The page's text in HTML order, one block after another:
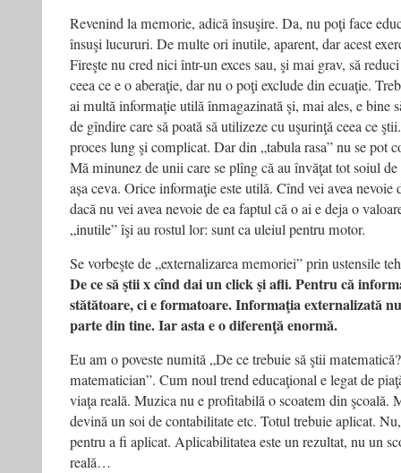
Revenind la memorie, adică însuşire. Da, nu poţi face
însuşi lucururi. De multe ori inutile, aparent, dar acest
Fireşte nu cred nici într-un exces sau, şi mai grav, să
ceea ce e o aberaţie, dar nu o poţi exclude din ecuaţie.
ai multă informaţie utilă înmagazinată şi, mai ales, e bine
de gîndire care să poată să utilizeze cu uşurinţă ceea ce
proces lung şi complicat. Dar din „tabula rasa” nu se pot
Mă minunez de unii care se plîng că au învăţat tot soiul
așa ceva. Orice informaţie este utilă. Cînd vei avea nevoie
dacă nu vei avea nevoie de ea faptul că o ai e deja o
„inutile” îşi au rostul lor: sunt ca uleiul pentru motor.
Se vorbeşte de „externalizarea memoriei” prin ustensile
De ce să ştii x cînd dai un click şi afli. Pentru că
stătătoare, ci e formatoare. Informaţia externalizată
parte din tine. Iar asta e o diferenţă enormă.
Eu am o poveste numită „De ce trebuie să ştii
matematician”. Cum noul trend educaţional e legat de
viaţa reală. Muzica nu e profitabilă o scoatem din şcoală.
devină un soi de contabilitate etc. Totul trebuie aplicat.
pentru a fi aplicat. Aplicabilitatea este un rezultat, nu un
reală…